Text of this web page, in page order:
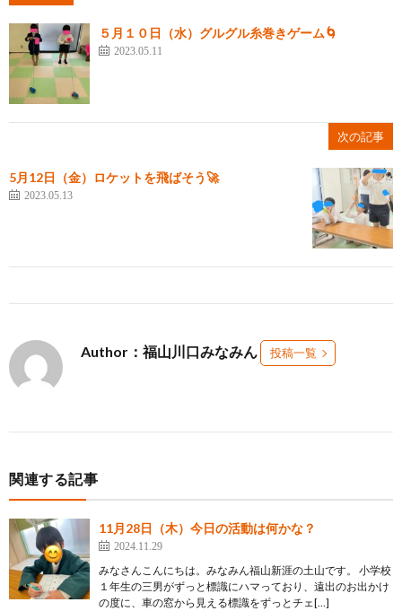
５月１０日（水）グルグル糸巻きゲーム🌀
2023.05.11
次の記事
5月12日（金）ロケットを飛ばそう🚀
2023.05.13
Author：福山川口みなみん 投稿一覧
関連する記事
11月28日（木）今日の活動は何かな？
2024.11.29
みなさんこんにちは。みなみん福山新涯の土山です。 小学校
１年生の三男がずっと標識にハマっており、遠出のお出かけ
の度に、車の窓から見える標識をずっとチェ[…]